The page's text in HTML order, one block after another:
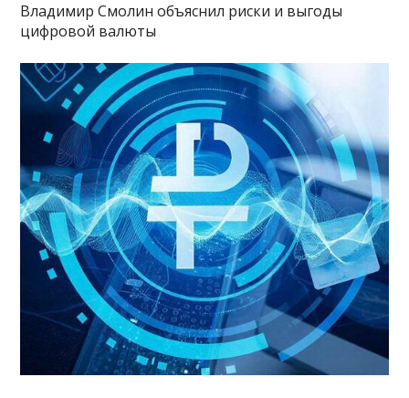
Владимир Смолин объяснил риски и выгоды
цифровой валюты